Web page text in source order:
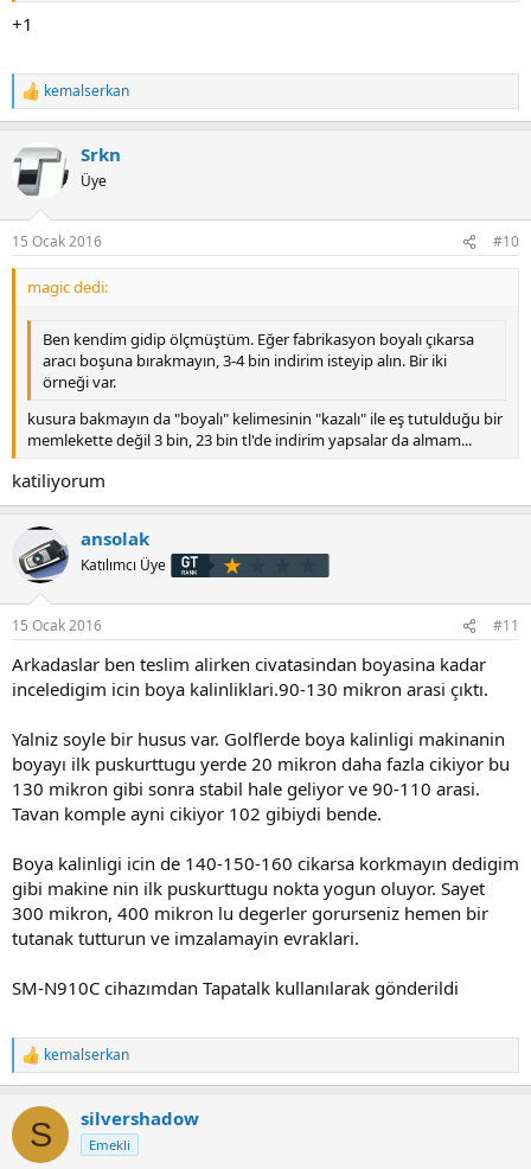
+1
T
e
k
i
l
:
kemalserkan
Srkn
Üye
15 Ocak 2016 #10
magic dedi:
Ben kendim gidip ölçmüştüm. Eğer fabrikasyon boyalı çıkarsa
aracı boşuna bırakmayın, 3-4 bin indirim isteyip alın. Bir iki
örneği var.
kusura bakmayın da "boyalı" kelimesinin "kazalı" ile eş tutulduğu bir
memlekette değil 3 bin, 23 bin tl'de indirim yapsalar da almam...
katiliyorum
ansolak
Katılımcı Üye
15 Ocak 2016 #11
Arkadaslar ben teslim alirken civatasindan boyasina kadar
inceledigim icin boya kalinliklari.90-130 mikron arasi çıktı.
Yalniz soyle bir husus var. Golflerde boya kalinligi makinanin
boyayı ilk puskurttugu yerde 20 mikron daha fazla cikiyor bu
130 mikron gibi sonra stabil hale geliyor ve 90-110 arasi.
Tavan komple ayni cikiyor 102 gibiydi bende.
Boya kalinligi icin de 140-150-160 cikarsa korkmayın dedigim
gibi makine nin ilk puskurttugu nokta yogun oluyor. Sayet
300 mikron, 400 mikron lu degerler gorurseniz hemen bir
tutanak tutturun ve imzalamayin evraklari.
SM-N910C cihazımdan Tapatalk kullanılarak gönderildi
T
e
k
l
kemalserkan
S silvershadow
Emekli